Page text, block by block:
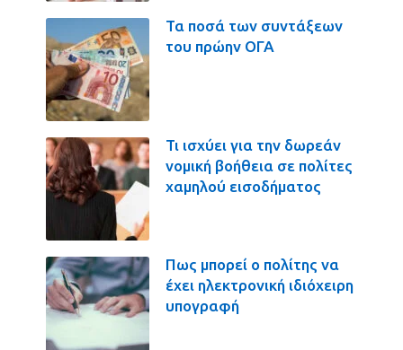
Τα ποσά των συντάξεων
του πρώην ΟΓΑ
Τι ισχύει για την δωρεάν
νομική βοήθεια σε πολίτες
χαμηλού εισοδήματος
Πως μπορεί ο πολίτης να
έχει ηλεκτρονική ιδιόχειρη
υπογραφή